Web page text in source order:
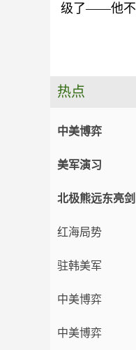
级了——他不
热点
中美博弈
美军演习
北极熊远东亮剑
红海局势
驻韩美军
中美博弈
中美博弈